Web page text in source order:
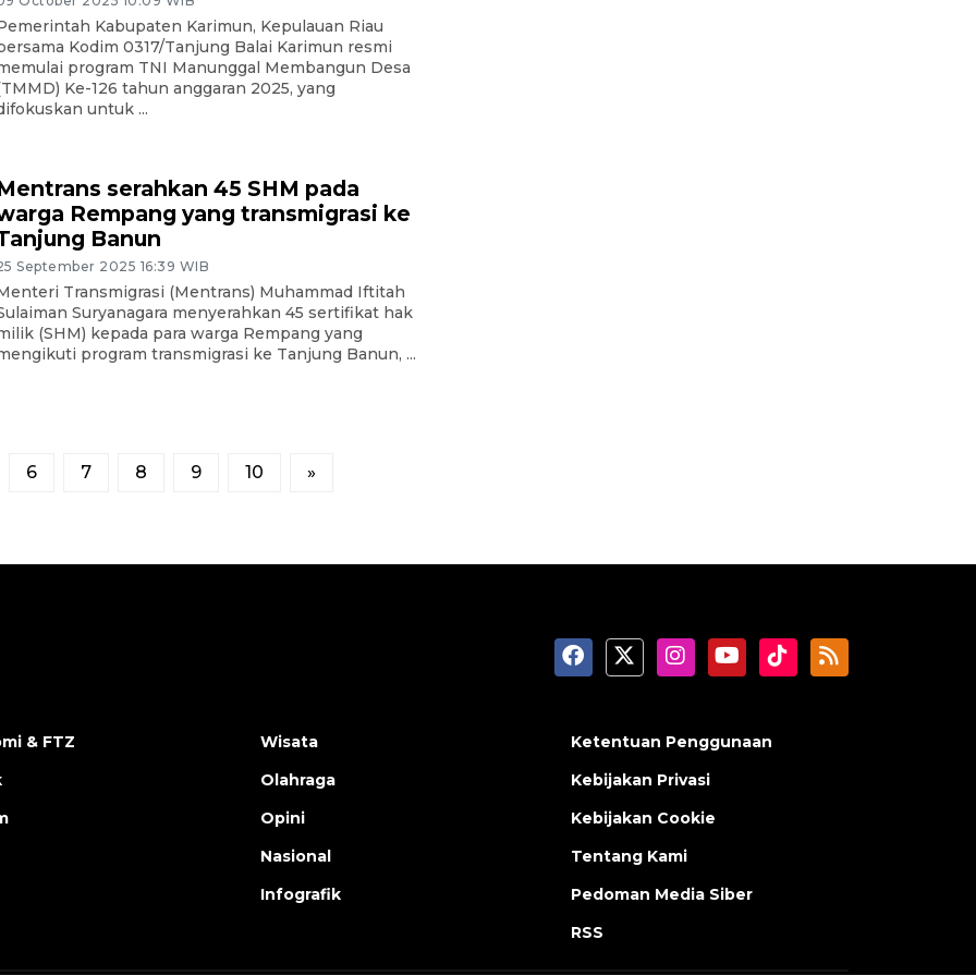
Kabupaten Karimun, Kepulauan Riau
Kodim 0317/Tanjung Balai Karimun resmi
program TNI Manunggal Membangun Desa
Ke-126 tahun anggaran 2025, yang
untuk ...
serahkan 45 SHM pada
Rempang yang transmigrasi ke
Banun
September 2025 16:39 WIB
Transmigrasi (Mentrans) Muhammad Iftitah
Suryanagara menyerahkan 45 sertifikat hak
(SHM) kepada para warga Rempang yang
program transmigrasi ke Tanjung Banun, ...
6 7 8 9 10 »
& FTZ
Wisata
Olahraga
Opini
Nasional
Infografik
Ketentuan Penggunaan
Kebijakan Privasi
Kebijakan Cookie
Tentang Kami
Pedoman Media Siber
RSS